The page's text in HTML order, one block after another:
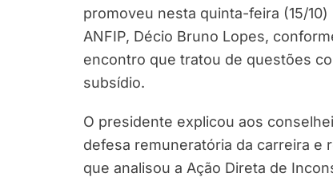
promoveu nesta quinta-feira (15/
ANFIP, Décio Bruno Lopes,
encontro que tratou de questões
subsídio.
O presidente explicou aos
defesa remuneratória da carreira e
que analisou a Ação Direta de